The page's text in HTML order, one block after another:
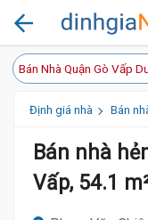
Bán Nhà Quận Gò Vấp
Định giá nhà Bán
Bán nhà
Vấp, 54.1